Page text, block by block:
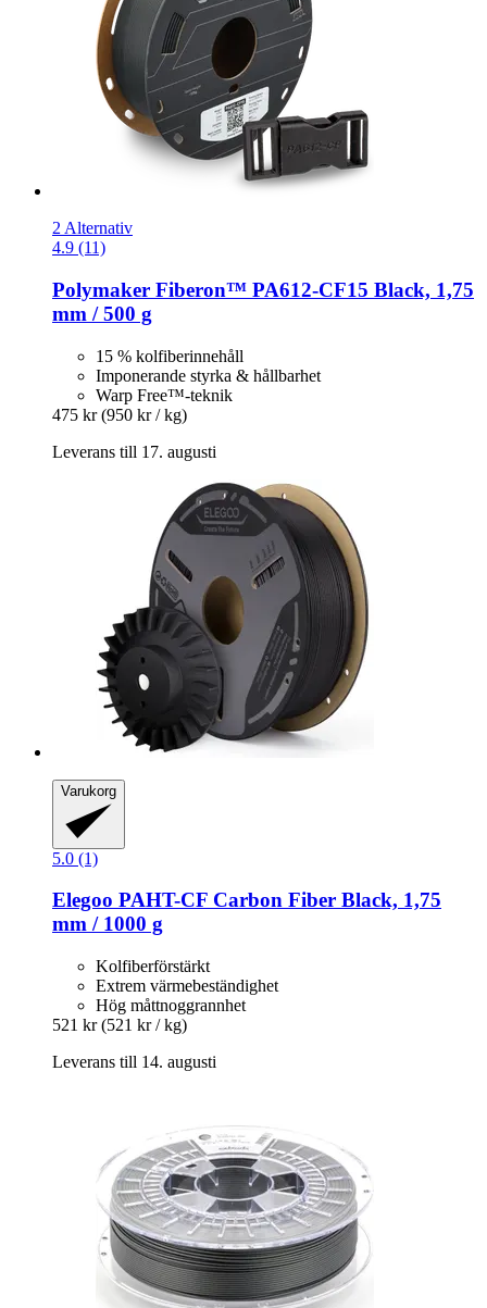
2 Alternativ
4.9 (11)
Polymaker Fiberon™ PA612-​CF15 Black, 1,75
mm / 500 g
15 % kolfiberinnehåll
Imponerande styrka & hållbarhet
Warp Free™-teknik
475 kr (950 kr / kg)
Leverans till 17. augusti
Varukorg
5.0 (1)
Elegoo PAHT-​CF Carbon Fiber Black, 1,75
mm / 1000 g
Kolfiberförstärkt
Extrem värmebeständighet
Hög måttnoggrannhet
521 kr (521 kr / kg)
Leverans till 14. augusti